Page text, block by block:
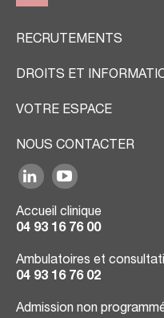
RECRUTEMENTS
DROITS ET
VOTRE ESPACE
NOUS CONTACTER
Accueil clinique
04 93 16 76 00
Ambulatoires et
04 93 16 76 02
Admission non